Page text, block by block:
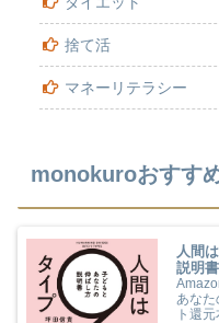
捨て活
マネーリテラシー
monokuroおすす
人間
説明
あなた
ト還